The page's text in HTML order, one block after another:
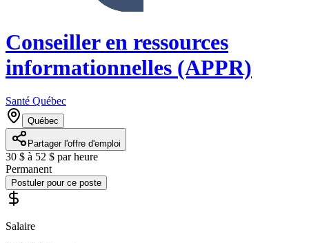
Conseiller en ressources
informationnelles (APPR)
Santé Québec
Québec
Partager l'offre d'emploi
30 $ à 52 $ par heure
Permanent
Postuler pour ce poste
Salaire